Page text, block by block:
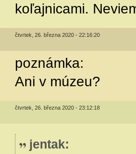
koľajnicami.
čtvrtek, 26. března 2020 - 22:16:20
poznámka:
Ani v múzeu?
čtvrtek, 26. března 2020 - 23:12:18
jentak: